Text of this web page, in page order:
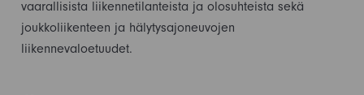
vaarallisista liikennetilanteista ja olosuhteista sekä
joukkoliikenteen ja hälytysajoneuvojen
liikennevaloetuudet.